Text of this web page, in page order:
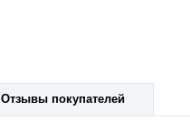
Отзывы покупателей